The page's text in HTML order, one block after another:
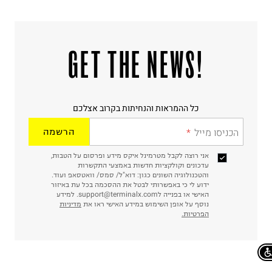
!GET THE NEWS
כל ההמראות והנחיתות בקרוב אצלכם
הכניסו מייל הרשמה
אני רוצה לקבל מטרמינל איקס מידע ופרסום על הטבות,
עדכונים וקולקציות חדשות באמצעי התקשרות
והטכנולוגיה השונים כגון: דוא"ל/ סמס/ וואטסאפ ועוד.
ידוע לי כי באפשרותי לבטל את ההסכמה בכל עת באיזור
האישי או בפנייה לsupport@terminalx.com. למידע
נוסף על אופן השימוש במידע האישי ראו את מדיניות
הפרטיות.